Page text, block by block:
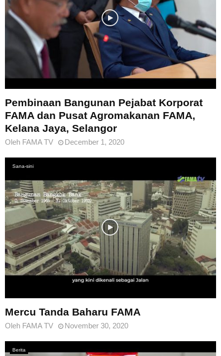
Pembinaan Bangunan Pejabat Korporat
FAMA dan Pusat Agromakanan FAMA,
Kelana Jaya, Selangor
Oleh FAMA TV December 1, 2020
Sana-sini
Mercu Tanda Baharu FAMA
Oleh FAMA TV November 30, 2020
Berita